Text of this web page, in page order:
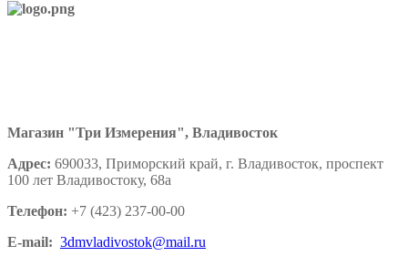
Магазин "Три Измерения", Владивосток
Адрес: 690033, Приморский край, г. Владивосток, проспект
100 лет Владивостоку, 68а
Телефон: +7 (423) 237-00-00
E-mail: 3dmvladivostok@mail.ru